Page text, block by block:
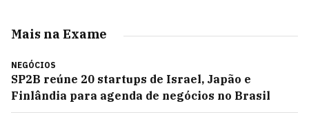
Mais na Exame
NEGÓCIOS
SP2B reúne 20 startups de Israel, Japão e
Finlândia para agenda de negócios no Brasil